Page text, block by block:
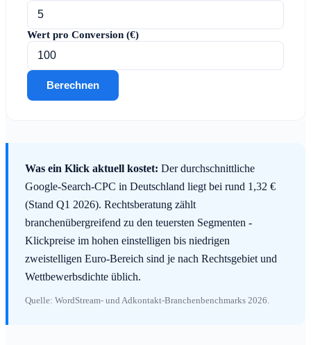
Wert pro Conversion (€)
Berechnen
Was ein Klick aktuell kostet: Der durchschnittliche
Google-Search-CPC in Deutschland liegt bei rund 1,32 €
(Stand Q1 2026). Rechtsberatung zählt
branchenübergreifend zu den teuersten Segmenten -
Klickpreise im hohen einstelligen bis niedrigen
zweistelligen Euro-Bereich sind je nach Rechtsgebiet und
Wettbewerbsdichte üblich.
Quelle: WordStream- und Adkontakt-Branchenbenchmarks 2026.